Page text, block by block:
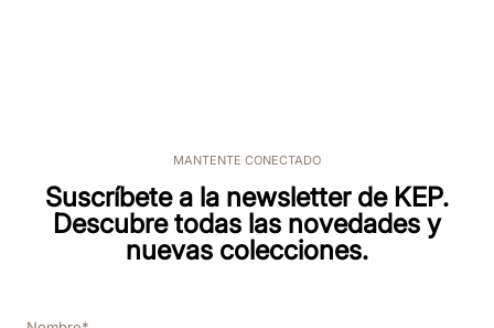
MANTENTE CONECTADO
Suscríbete a la newsletter de KEP.
Descubre todas las novedades y
nuevas colecciones.